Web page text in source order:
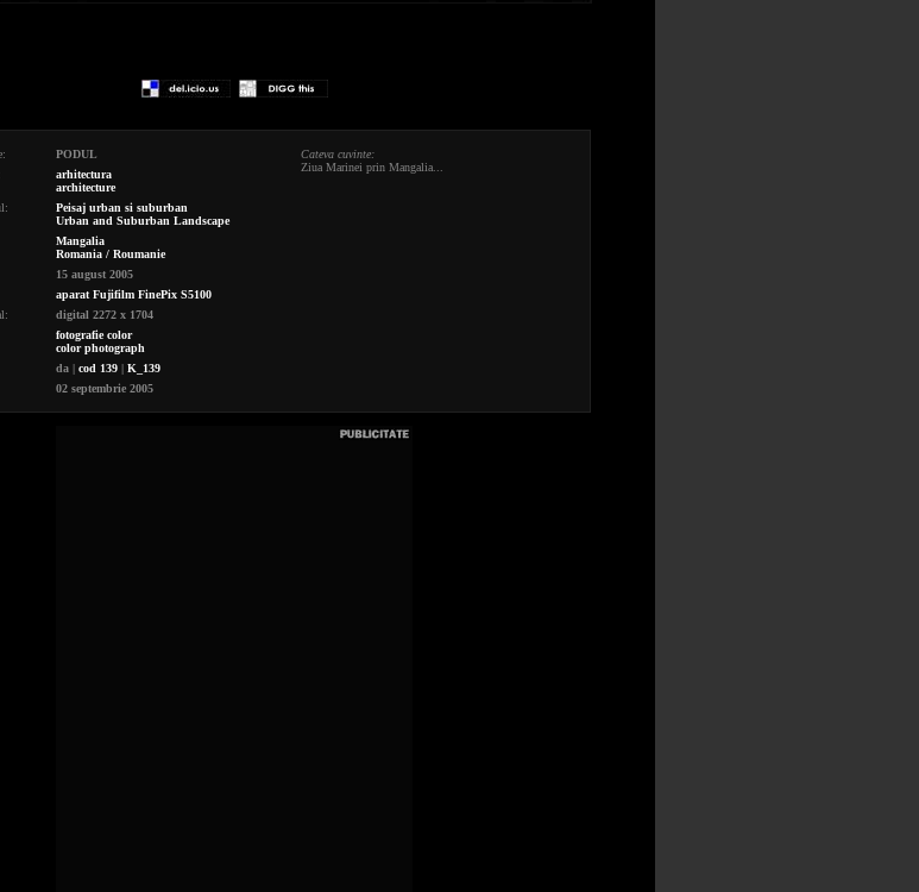
PODUL
Cateva cuvinte:
Ziua Marinei prin Mangalia...
arhitectura
architecture
Peisaj urban si suburban
Urban and Suburban Landscape
Mangalia
Romania / Roumanie
15 august 2005
aparat Fujifilm FinePix S5100
digital 2272 x 1704
fotografie color
color photograph
da | cod 139 | K_139
02 septembrie 2005